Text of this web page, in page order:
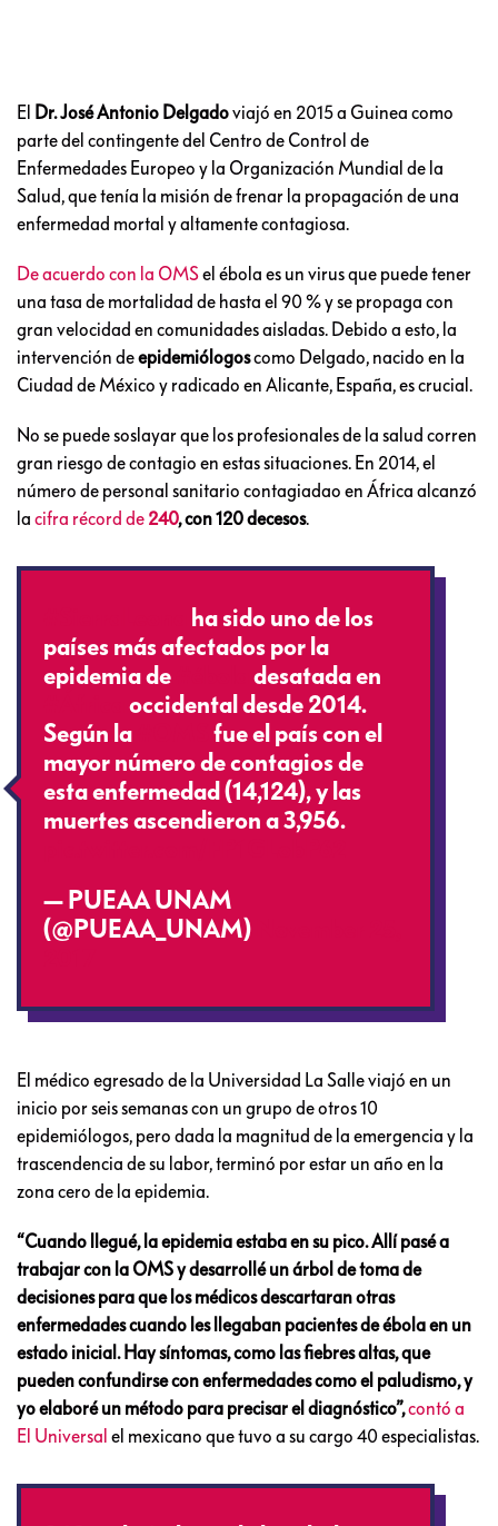
El Dr. José Antonio Delgadoviajó en 2015 a Guinea como
parte del contingente del Centro de Control de
Enfermedades Europeo y la Organización Mundial de la
Salud, que tenía la misión de frenar la propagación de una
enfermedad mortal y altamente contagiosa.
De acuerdo con la OMSel ébola es un virus que puede tener
una tasa de mortalidad de hasta el 90 % y se propaga con
gran velocidad en comunidades aisladas. Debido a esto, la
intervención deepidemiólogoscomo Delgado, nacido en la
Ciudad de México y radicado en Alicante, España, es crucial.
No se puede soslayar que los profesionales de la salud corren
gran riesgo de contagio en estas situaciones. En 2014, el
número de personal sanitario contagiadao en África alcanzó
la cifra récord de 240, con 120 decesos.
ha sido uno de los
países más afectados por la
epidemia de
desatada en
occidental desde 2014.
Según la
fue el país con el
mayor número de contagios de
esta enfermedad (14,124), y las
muertes ascendieron a 3,956.
— PUEAA UNAM
(@PUEAA_UNAM)
El médico egresado de la Universidad La Salle viajó en un
inicio por seis semanas con un grupo de otros 10
epidemiólogos, pero dada la magnitud de la emergencia y la
trascendencia de su labor, terminó por estar un año en la
zona cero de la epidemia.
“Cuando llegué, la epidemia estaba en su pico. Allí pasé a
trabajar con la OMS y desarrollé un árbol de toma de
decisiones para que los médicos descartaran otras
enfermedades cuando les llegaban pacientes de ébola en un
estado inicial. Hay síntomas, como las fiebres altas, que
pueden confundirse con enfermedades como el paludismo, y
yo elaboré un método para precisar el diagnóstico”,contó a
El Universal el mexicano que tuvo a su cargo 40 especialistas.